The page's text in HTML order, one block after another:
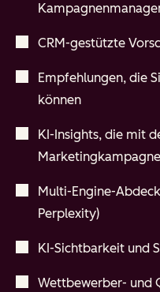
CRM-gestützte
Empfehlungen, die
können
KI-Insights, die mit
Multi-Engine-
Perplexity)
KI-Sichtbarkeit und
Wettbewerber- und